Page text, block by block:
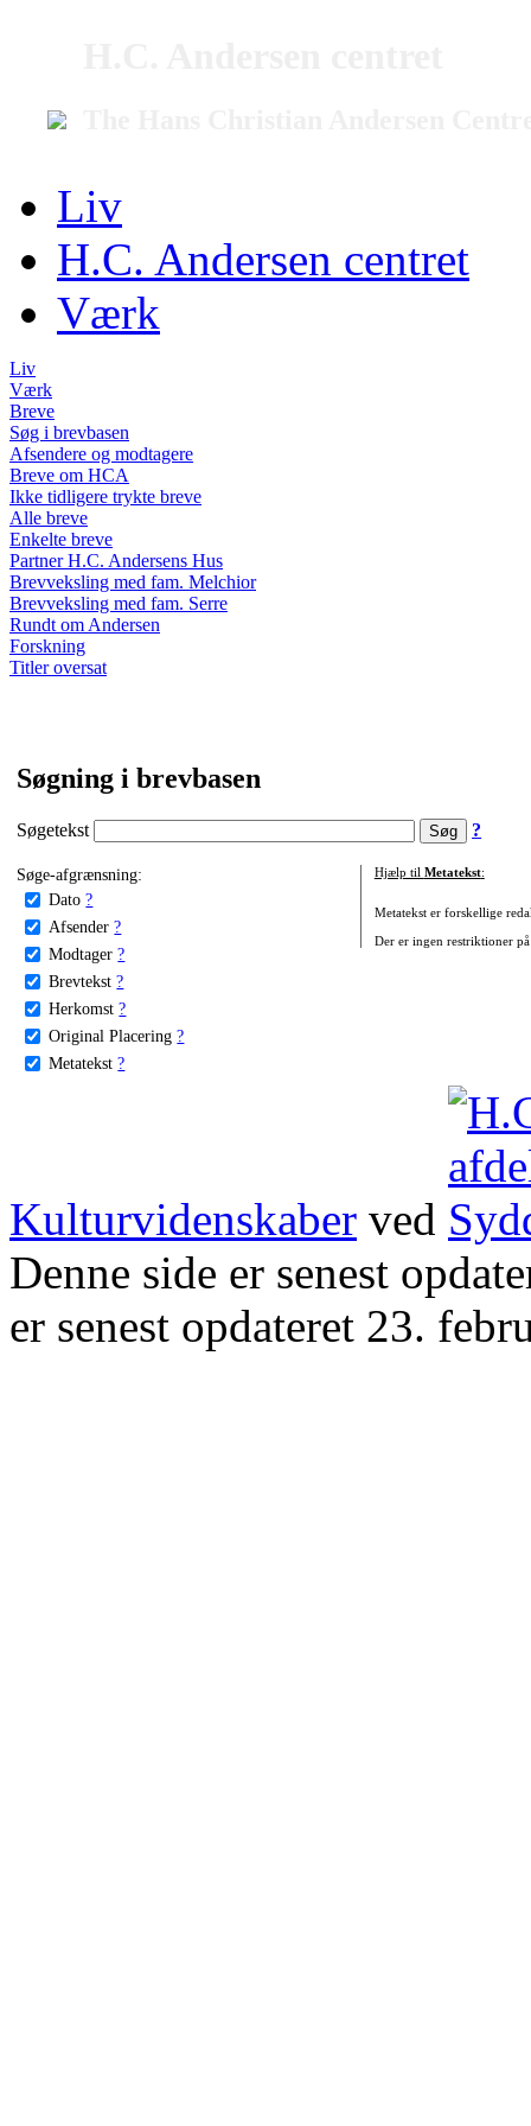
Liv
H.C. Andersen centret
Værk
Liv
Værk
Breve
Søg i brevbasen
Afsendere og modtagere
Breve om HCA
Ikke tidligere trykte breve
Alle breve
Enkelte breve
Partner H.C. Andersens Hus
Brevveksling med fam. Melchior
Brevveksling med fam. Serre
Rundt om Andersen
Forskning
Titler oversat
Søgning i brevbasen
Søgetekst ?
Søge-afgrænsning:
Dato ?
Afsender ?
Modtager ?
Brevtekst ?
Herkomst ?
Original Placering ?
Metatekst ?
Hjælp til Metatekst:
Metatekst er forskellige
Der er ingen restriktioner
Kulturvidenskaber ved
Denne side er senest
er senest opdateret 23.